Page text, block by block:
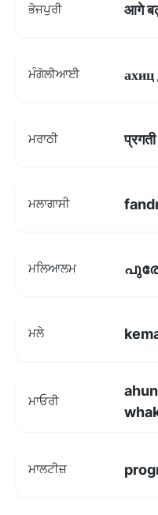
ਭੋਜਪੁਰੀ आगे
ਮੰਗੋਲੀਆਈ
ਮਰਾਠੀ प्रगती
ਮਲਾਗਾਸੀ
ਮਲਿਆਲਮ
ਮਲੇ
ਮਾਓਰੀ
ਮਾਲਟੀਜ਼